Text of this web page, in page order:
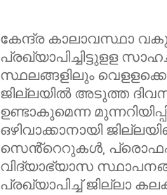
കേന്ദ്ര കാലാവസ്ഥാ
പ്രഖ്യാപിച്ചിട്ടുളള
സ്ഥലങ്ങളിലും
ജില്ലയിൽ അടുത്ത
ഉണ്ടാകുമെന്ന
ഒഴിവാക്കാനായി
സെൻ്റെറുകൾ,
വിദ്യാഭ്യാസ
പ്രഖ്യാപിച്ച് ജില്ലാ